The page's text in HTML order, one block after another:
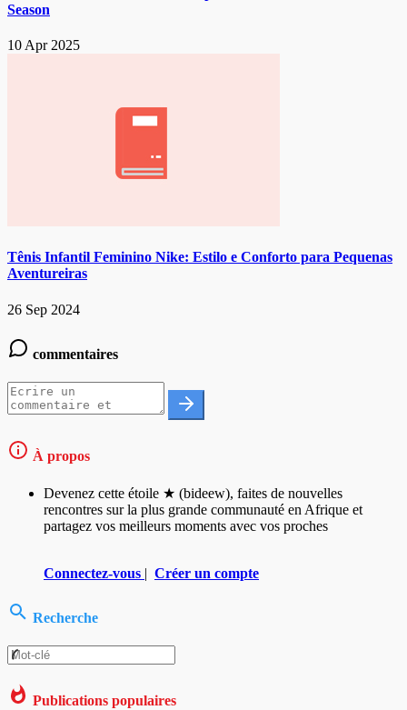
Season
10 Apr 2025
Tênis Infantil Feminino Nike: Estilo e Conforto para Pequenas
Aventureiras
26 Sep 2024
commentaires
À propos
Devenez cette étoile ★ (bideew), faites de nouvelles
rencontres sur la plus grande communauté en Afrique et
partagez vos meilleurs moments avec vos proches
Connectez-vous | Créer un compte
Recherche
Publications populaires